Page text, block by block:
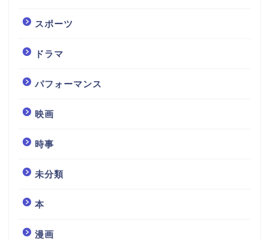
スポーツ
ドラマ
パフォーマンス
映画
時事
未分類
本
漫画